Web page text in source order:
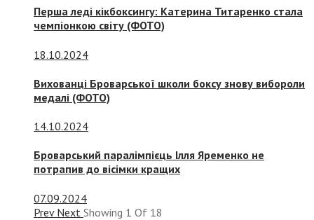
Перша леді кікбоксингу: Катерина Титаренко стала
чемпіонкою світу (ФОТО)
18.10.2024
Вихованці Броварської школи боксу знову вибороли
медалі (ФОТО)
14.10.2024
Броварський паралімпієць Ілля Яременко не
потрапив до вісімки кращих
07.09.2024
Prev Next Showing 1 Of 18